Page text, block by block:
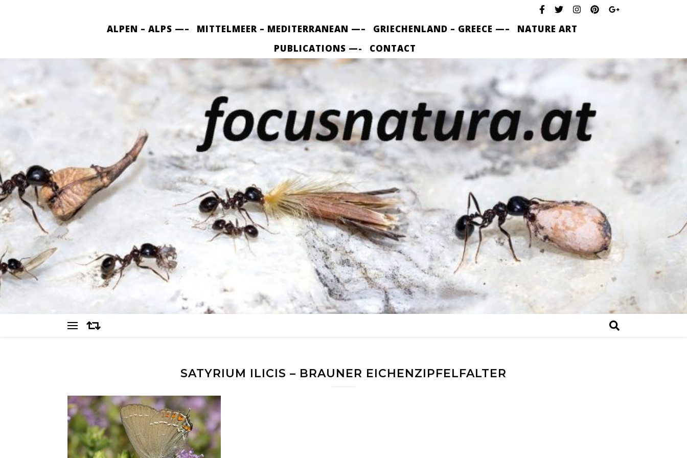
ALPEN – ALPS —– MITTELMEER – MEDITERRANEAN —– GRIECHENLAND – GREECE —–
NATURE ART
PUBLICATIONS —-
CONTACT
SATYRIUM ILICIS – BRAUNER EICHENZIPFELFALTER